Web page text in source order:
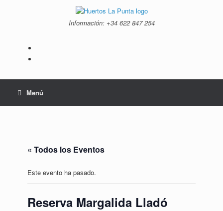
Información: +34 ‭622 847 254‬
Menú
« Todos los Eventos
Este evento ha pasado.
Reserva Margalida Lladó